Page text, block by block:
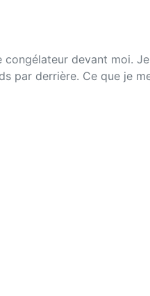
devant moi.
par derrière. Ce que je